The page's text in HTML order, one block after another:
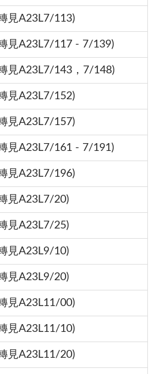
見A23L7/113)
見A23L7/117 - 7/139)
見A23L7/143，7/148)
見A23L7/152)
見A23L7/157)
見A23L7/161 - 7/191)
見A23L7/196)
見A23L7/20)
見A23L7/25)
見A23L9/10)
見A23L9/20)
見A23L11/00)
見A23L11/10)
見A23L11/20)